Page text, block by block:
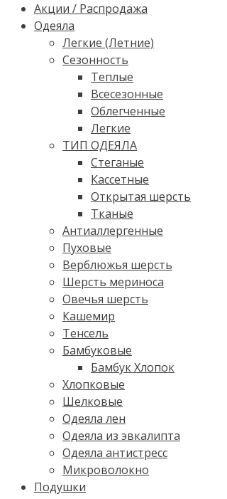
Акции / Распродажа
Одеяла
Легкие (Летние)
Сезонность
Теплые
Всесезонные
Облегченные
Легкие
ТИП ОДЕЯЛА
Стеганые
Кассетные
Открытая шерсть
Тканые
Антиаллергенные
Пуховые
Верблюжья шерсть
Шерсть мериноса
Овечья шерсть
Кашемир
Тенсель
Бамбуковые
Бамбук Хлопок
Хлопковые
Шелковые
Одеяла лен
Одеяла из эвкалипта
Одеяла антистресс
Микроволокно
Подушки